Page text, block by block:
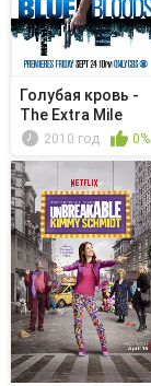
Голубая кровь -
The Extra Mile
2010 год 0%